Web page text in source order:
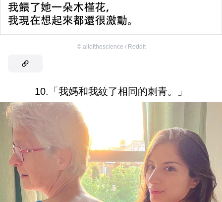
© allofthescience / Reddit
10.「我媽和我紋了相同的刺青。」